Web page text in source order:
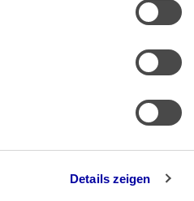
Details zeigen
zu der bislang in den
Frage eines
des Klägers als
wird das
Fall des diesbezüglichen
Hilfsantrag sein soll (vgl. BAG